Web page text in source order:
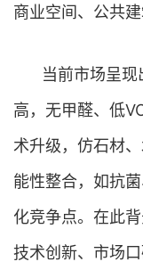
商业空间、公共
当前市场呈
高，无甲醛、低
术升级，仿石材
能性整合，如抗
化竞争点。在此
技术创新、市场